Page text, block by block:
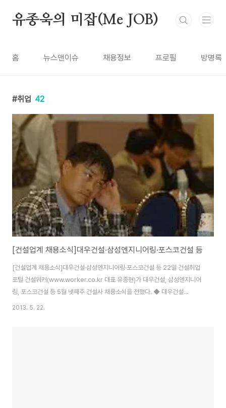
유종욱의 미잡(Me JOB)
홈 뉴스앤이슈 채용정보 프로필 방명록
취업 42
[건설업계 채용소식]대우건설·삼성엔지니어링·포스코건설 등
[건설업계 채용소식]대우건설·삼성엔지니어링·포스코건설 등 22일 건설취업
포털 건설워커(www.worker.co.kr 대표 유종현)가 대우건설, 삼성엔지니어
링, 포스코건설 등 5월 넷째주 건설사 채용소식을 전했다. ◆ 대우건설
(www.daewooenc.com)이 중기분야 신입 및 경력사원을 모집한다. 지원
2013. 5. 22.